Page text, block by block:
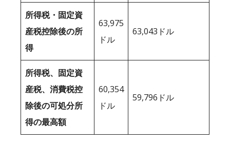
所得税・固定資
産税控除後の所
得
63,975
ドル
63,043ドル
所得税、固定資
産税、消費税控
除後の可処分所
得の最高額
60,354
ドル
59,796ドル